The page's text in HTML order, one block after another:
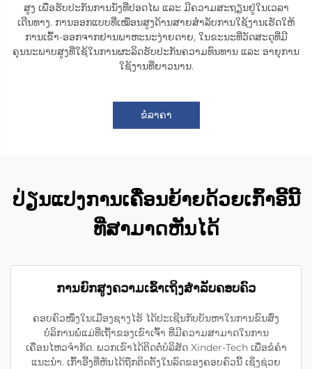
ສູງ ເພື່ອຮັບປະກັນການນັ່ງທີ່ປອດໄພ ແລະ ມີຄວາມສະຖຽນຢູ່ໃນເວລາ
ເດີນທາງ. ການອອກແບບທີ່ເໝືອນສູງດ້ານສາຍສຳລັບການໃຊ້ງານເຮັດໃຫ້
ການເຂົ້າ-ອອກຈາກຢານພາຫະນະງ່າຍດາຍ, ໃນຂະນະທີ່ວັດສະດຸທີ່ມີ
ຄຸນນະພາບສູງທີ່ໃຊ້ໃນການຜະລິດຮັບປະກັນຄວາມທົນທານ ແລະ ອາຍຸການ
ໃຊ້ງານທີ່ຍາວນານ.
ຂໍລາຄາ
ປ່ຽນແປງການເຄື່ອນຍ້າຍດ້ວຍເກົ້າອີ້ນີ້
ທີ່ສາມາດຫັນໄດ້
ການຍົກສູງຄວາມເຂົ້າເຖິງສຳລັບຄອບຄົວ
ຄອບຄົວໜຶ່ງໃນເມືອງຊາງໄຮ້ ໄດ້ປະເຊີນກັບບັນຫາໃນການຂົນສົ່ງ
ບໍລິການພໍ່ແມ່ທີ່ເຖົ້າຂອງເຂົາເຈົ້າ ທີ່ມີຄວາມສາມາດໃນການ
ເຄື່ອນໄຫວຈຳກັດ. ພວກເຂົາໄດ້ຕິດຕໍ່ບໍລິສັດ Xinder-Tech ເພື່ອຂໍຄຳ
ແນະນຳ. ເກົ້າອີ້ງທີ່ຫັນໄດ້ຖືກຕິດຕັ້ງໃນລົດຂອງຄອບຄົວນີ້ ເຊິ່ງຊ່ວຍ